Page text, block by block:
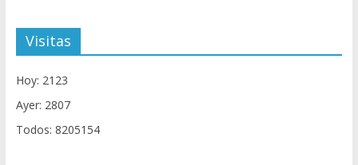
Visitas
Hoy: 2123
Ayer: 2807
Todos: 8205154